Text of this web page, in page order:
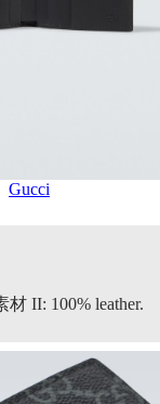
Gucci
材 II: 100% leather.